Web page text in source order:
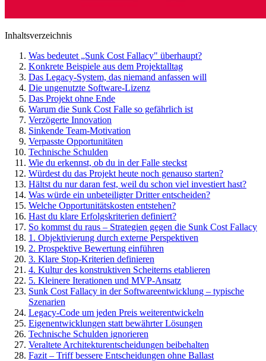
Inhaltsverzeichnis
Was bedeutet „Sunk Cost Fallacy" überhaupt?
Konkrete Beispiele aus dem Projektalltag
Das Legacy-System, das niemand anfassen will
Die ungenutzte Software-Lizenz
Das Projekt ohne Ende
Warum die Sunk Cost Falle so gefährlich ist
Verzögerte Innovation
Sinkende Team-Motivation
Verpasste Opportunitäten
Technische Schulden
Wie du erkennst, ob du in der Falle steckst
Würdest du das Projekt heute noch genauso starten?
Hältst du nur daran fest, weil du schon viel investiert hast?
Was würde ein unbeteiligter Dritter entscheiden?
Welche Opportunitätskosten entstehen?
Hast du klare Erfolgskriterien definiert?
So kommst du raus – Strategien gegen die Sunk Cost Fallacy
1. Objektivierung durch externe Perspektiven
2. Prospektive Bewertung einführen
3. Klare Stop-Kriterien definieren
4. Kultur des konstruktiven Scheiterns etablieren
5. Kleinere Iterationen und MVP-Ansatz
Sunk Cost Fallacy in der Softwareentwicklung – typische
Szenarien
Legacy-Code um jeden Preis weiterentwickeln
Eigenentwicklungen statt bewährter Lösungen
Technische Schulden ignorieren
Veraltete Architekturentscheidungen beibehalten
Fazit – Triff bessere Entscheidungen ohne Ballast